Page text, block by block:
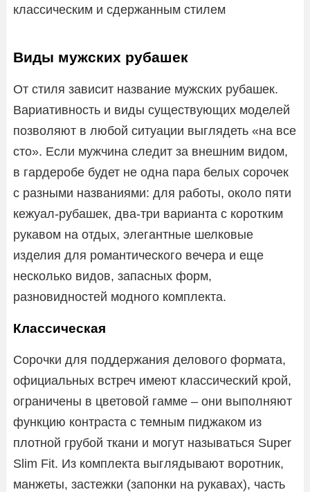
классическим и сдержанным стилем
Виды мужских рубашек
От стиля зависит название мужских рубашек.
Вариативность и виды существующих моделей
позволяют в любой ситуации выглядеть «на все
сто». Если мужчина следит за внешним видом,
в гардеробе будет не одна пара белых сорочек
с разными названиями: для работы, около пяти
кежуал-рубашек, два-три варианта с коротким
рукавом на отдых, элегантные шелковые
изделия для романтического вечера и еще
несколько видов, запасных форм,
разновидностей модного комплекта.
Классическая
Сорочки для поддержания делового формата,
официальных встреч имеют классический крой,
ограничены в цветовой гамме – они выполняют
функцию контраста с темным пиджаком из
плотной грубой ткани и могут называться Super
Slim Fit. Из комплекта выглядывают воротник,
манжеты, застежки (запонки на рукавах), часть